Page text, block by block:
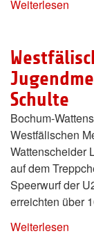
Weiterlesen
Schulte
Bochum-
Westfälischen
Wattenscheider
auf dem
Speerwurf der
erreichten über
Weiterlesen